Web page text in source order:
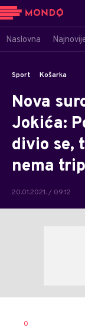
Naslovna
Sport Košarka
Nova
Jokića:
divio se,
nema
20.01.2021. / 09:12
AUTOR
0